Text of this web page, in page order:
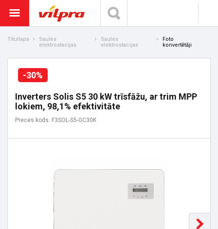
Titullapa
Saules
elektrostacijas
Saules
elektrostacijas
Foto
konvertētāji
-30%
Inverters Solis S5 30 kW trīsfāžu, ar trim MPP
lokiem, 98,1% efektivitāte
Preces kods: F3SOL-S5-GC30K